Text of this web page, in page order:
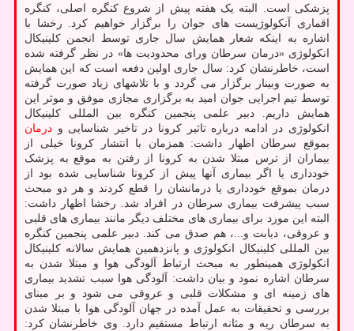
پزشکی است. البته یک هفته پیش از شروع کنگره اصلی، کنگره
اقماری آنکولوژیست های جوان را برگزار خواهیم کرد. رخشا با
اشاره به اینکه شعار همایش سال جاری توسط انجمن کلینیکال
انکولوژی «درمان سرطان ورای محدودیت ها» در نظر گرفته شده
است، خاطرنشان کرد: سال جاری اولین دفعه است که این همایش
به صورت وبینار برگزار می گردد و با تلاشهای زیاد صورت گرفته
توسط تیم اجرایی جوان امید به برگزاری مجازی موفق و موثر این
همایش داریم. دبیر علمی پنجمین کنگره بین المللی کلینیکال
انکولوژی در ادامه درباره تاثیر کرونا در تاخیر شناسایی و درمان
بموقع سرطان اظهار داشت: همزمان با انتشار کرونا خیلی از
بیماران از ترس مبتلا شدن به کرونا از رفتن به موقع به پزشک
خودداری یا اگر بیماری آنها پیش از کرونا شناسایی شده بود از
درمان بموقع خودداری یا درمانشان را قطع کردند و هر دو مبحث
سبب پیشرفت بیماری سرطان در افراد شد. رخشا اظهار داشت:
البته این مورد برای بیماری های مختلف دیگر مانند بیماری های قلبی
و عروقی، دیابت و...، هم صدق می کند. دبیر علمی پنجمین کنگره
بین المللی کلینیکال انکولوژی و پانزدهمین همایش سالانه کلینیکال
انکولوژی همینطور به مبحث ارتباط آلودگی هوا و مبتلا شدن به
سرطان اشاره نمود و بیان داشت: آلودگی هوا سبب تشدید بیماری
های زمینه ای و مشکلات قلبی و عروقی می شود و بر مبنای
بررسی و تحقیقات به عمل آمده در جهان آلودگی هوا با مبتلا شدن
به سرطان ریه و مثانه ارتباط مستقیم دارد. وی خاطرنشان کرد: